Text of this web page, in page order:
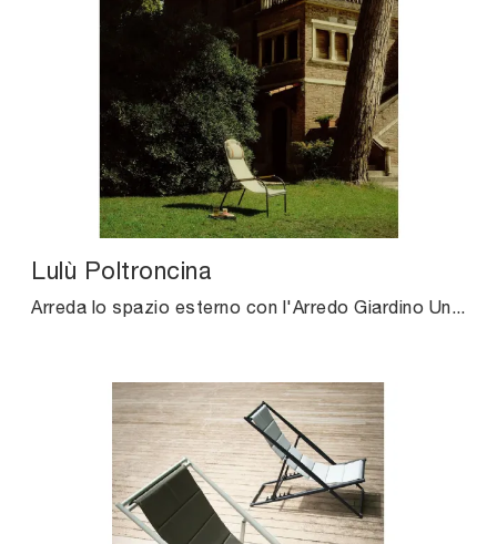
Lulù Poltroncina
Arreda lo spazio esterno con l'Arredo Giardino Unopiu! Set e poltroncine da giardino in tessuto, come il modello Lulù Poltroncina, ti attendono!